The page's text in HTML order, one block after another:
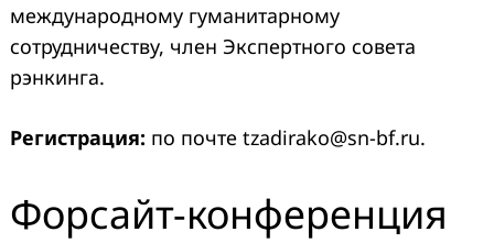
международному гуманитарному
сотрудничеству, член Экспертного совета
рэнкинга.
Регистрация: по почте tzadirako@sn-bf.ru.
Форсайт-конференция